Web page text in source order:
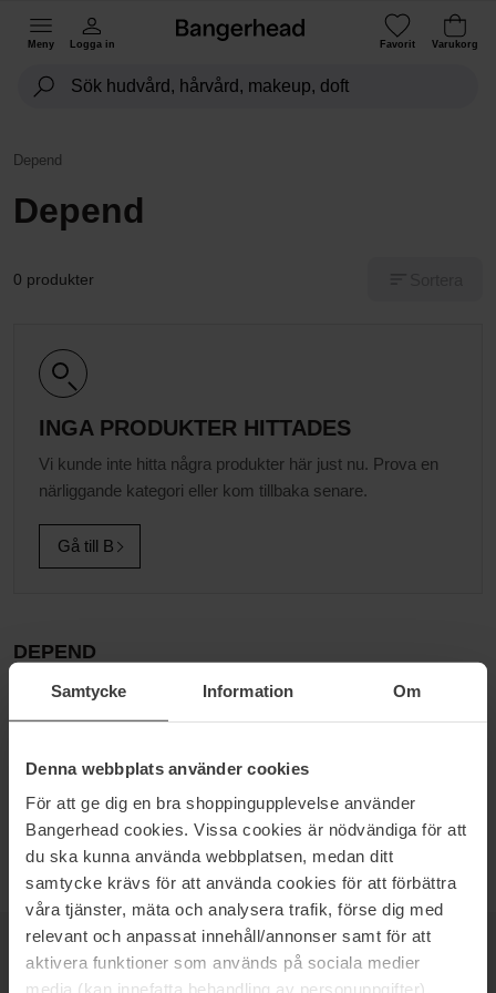
Samtycke Information Om
Denna webbplats använder cookies
För att ge dig en bra shoppingupplevelse använder
Bangerhead cookies. Vissa cookies är nödvändiga för att
du ska kunna använda webbplatsen, medan ditt
samtycke krävs för att använda cookies för att förbättra
våra tjänster, mäta och analysera trafik, förse dig med
relevant och anpassat innehåll/annonser samt för att
aktivera funktioner som används på sociala medier
media (kan innefatta behandling av personuppgifter).
Meny Logga in Favorit Varukorg
Depend
Depend
0 produkter
INGA PRODUKTER HITTADES
Vi kunde inte hitta några produkter här just nu. Prova en
närliggande kategori eller kom tillbaka senare.
Gå till B
DEPEND
Depend är ett svenskt företag med två fokusområden, nischade
Depend minilack är en hyllad klassiker som finns i över 60 färger
och i 54 länder. Kollektionerna uppdateras flera gånger per år för
att ständigt ligga i framkant och matcha säsongens mode med de
trendigaste färgerna.
NEWSLETTERBE THE FIRST TO KNOW